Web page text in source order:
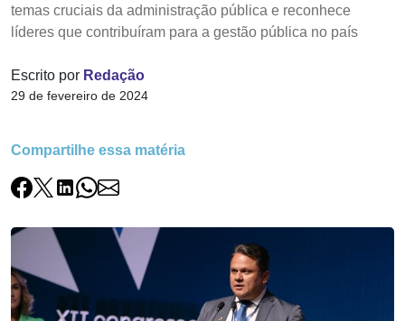
temas cruciais da administração pública e reconhece
líderes que contribuíram para a gestão pública no país
Escrito por Redação
29 de fevereiro de 2024
Compartilhe essa matéria